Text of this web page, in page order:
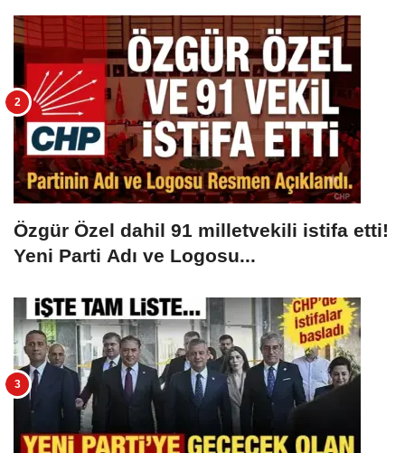
Özgür Özel dahil 91 milletvekili istifa etti!
Yeni Parti Adı ve Logosu...